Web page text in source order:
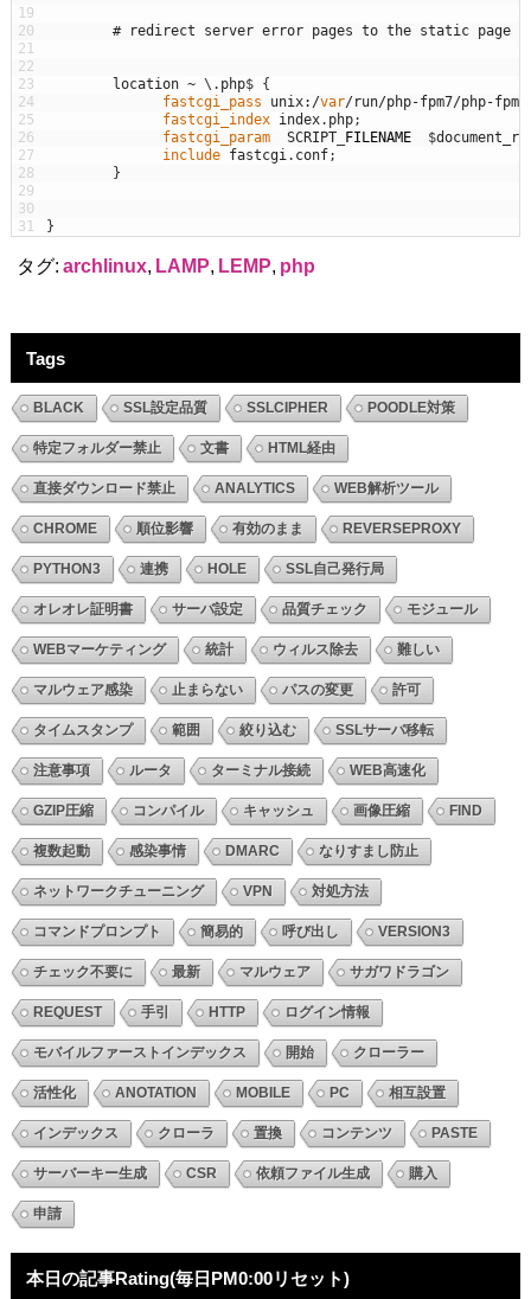
19
20
21
22
23
24
25
26
27
28
29
30
31
# redirect server error pages to the static page /
location ~ \ . php$ {
fastcgi_pass unix: /var/run/php-fpm7/php-fpm.
fastcgi_index index. php;
fastcgi_param SCRIPT_ FILENAME $
include fastcgi. conf;
}
}
タグ:archlinux, LAMP, LEMP, php
Tags
BLACK SSL設定品質 SSLCIPHER POODLE対策
特定フォルダー禁止 文書 HTML経由
直接ダウンロード禁止 ANALYTICS WEB解析ツール
CHROME 順位影響 有効のまま REVERSEPROXY
PYTHON3 連携 HOLE SSL自己発行局
オレオレ証明書 サーバ設定 品質チェック モジュール
WEBマーケティング 統計 ウィルス除去 難しい
マルウェア感染 止まらない パスの変更 許可
タイムスタンプ 範囲 絞り込む SSLサーバ移転
注意事項 ルータ ターミナル接続 WEB高速化
GZIP圧縮 コンパイル キャッシュ 画像圧縮 FIND
複数起動 感染事情 DMARC なりすまし防止
ネットワークチューニング VPN 対処方法
コマンドプロンプト 簡易的 呼び出し VERSION3
チェック不要に 最新 マルウェア サガワドラゴン
REQUEST 手引 HTTP ログイン情報
モバイルファーストインデックス 開始 クローラー
活性化 ANOTATION MOBILE PC 相互設置
インデックス クローラ 置換 コンテンツ PASTE
サーバーキー生成 CSR 依頼ファイル生成 購入
申請
本日の記事Rating(毎日PM0:00リセット)